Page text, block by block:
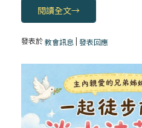
2025/01/25 (六
一分鐘祈禱
閱讀全文→
發表於教會訊息 |發表回應